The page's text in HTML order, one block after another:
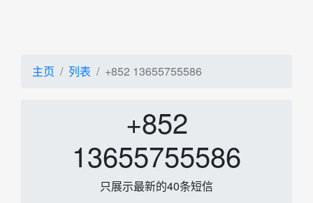
主页 列表 +852 13655755586
+852
13655755586
只展示最新的40条短信